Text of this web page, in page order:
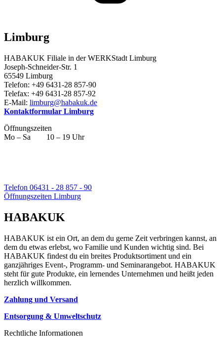
Limburg
HABAKUK Filiale in der WERKStadt Limburg
Joseph-Schneider-Str. 1
65549 Limburg
Telefon: +49 6431-28 857-90
Telefax: +49 6431-28 857-92
E-Mail: limburg@habakuk.de
Kontaktformular Limburg
Öffnungszeiten
Mo – Sa 10 – 19 Uhr
Telefon 06431 - 28 857 - 90
Öffnungszeiten Limburg
HABAKUK
HABAKUK ist ein Ort, an dem du gerne Zeit verbringen kannst, an
dem du etwas erlebst, wo Familie und Kunden wichtig sind. Bei
HABAKUK findest du ein breites Produktsortiment und ein
ganzjähriges Event-, Programm- und Seminarangebot. HABAKUK
steht für gute Produkte, ein lernendes Unternehmen und heißt jeden
herzlich willkommen.
Zahlung und Versand
Entsorgung & Umweltschutz
Rechtliche Informationen